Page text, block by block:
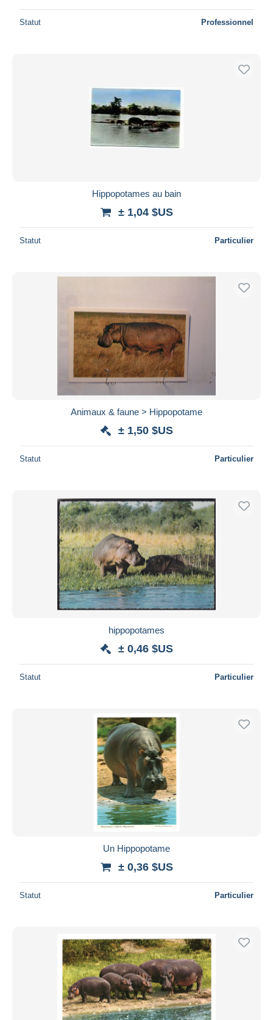
Statut Professionnel
Hippopotames au bain
± 1,04 $US
Statut Particulier
Animaux & faune > Hippopotame
± 1,50 $US
Statut Particulier
hippopotames
± 0,46 $US
Statut Particulier
Un Hippopotame
± 0,36 $US
Statut Particulier